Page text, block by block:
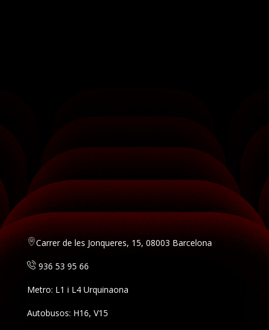
Carrer de les Jonqueres, 15, 08003 Barcelona
936 53 95 66
Metro: L1 i L4 Urquinaona
Autobusos: H16, V15